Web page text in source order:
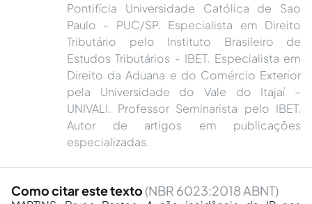
Pontifícia Universidade Católica de Sao
Paulo - PUC/SP. Especialista em Direito
Tributário pelo Instituto Brasileiro de
Estudos Tributários - IBET. Especialista em
Direito da Aduana e do Comércio Exterior
pela Universidade do Vale do Itajaí –
UNIVALI. Professor Seminarista pelo IBET.
Autor de artigos em publicações
especializadas.
Como citar este texto (NBR 6023:2018 ABNT)